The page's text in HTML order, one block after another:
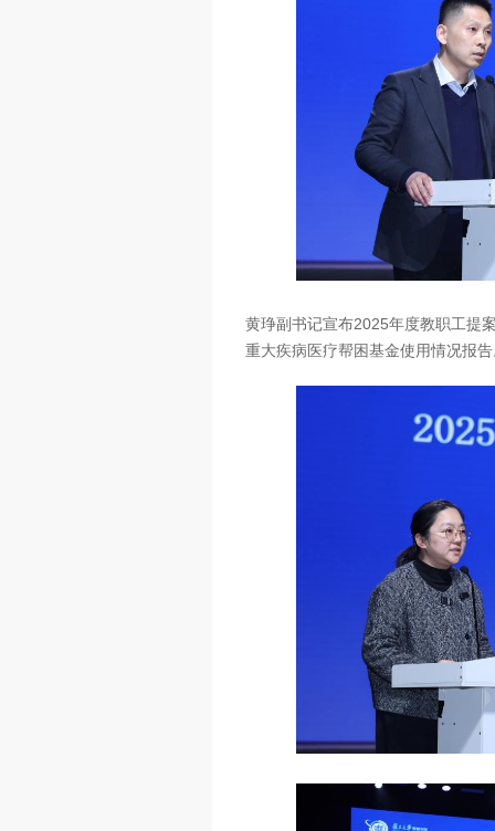
黄琤副书记宣布2025年度教职工提
重大疾病医疗帮困基金使用情况报